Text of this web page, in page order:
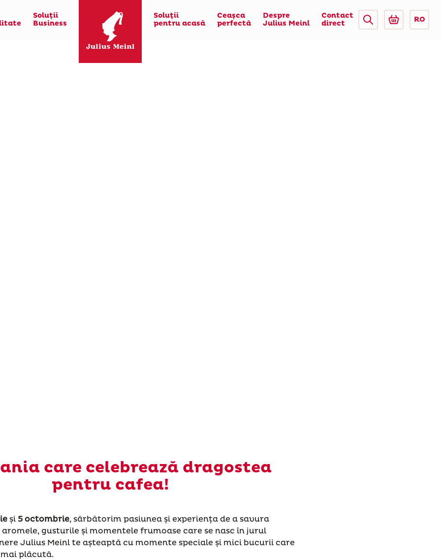
Soluţii
Business
Soluţii
pentru acasă
Ceaşca
perfectă
Despre
Julius Meinl
Contact
direct
RO
care celebrează dragostea
pentru cafea!
și 5 octombrie, sărbătorim pasiunea și experiența de a savura
gusturile și momentele frumoase care se nasc în jurul
Julius Meinl te așteaptă cu momente speciale și mici bucurii care
plăcută.